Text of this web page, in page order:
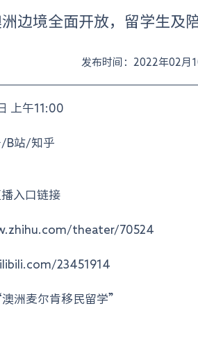
边境全面开放，留学生及
发布时间：2022年02月
上午11:00
/B站/知乎
入口链接
theater/70524
23451914
洲麦尔肯移民留学”